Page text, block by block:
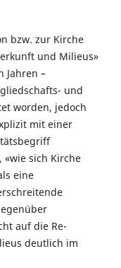
bzw. zur Kirche
und Milieus»
Jahren –
und
worden, jedoch
mit einer
sich Kirche
eine
auf die Re-
deutlich im